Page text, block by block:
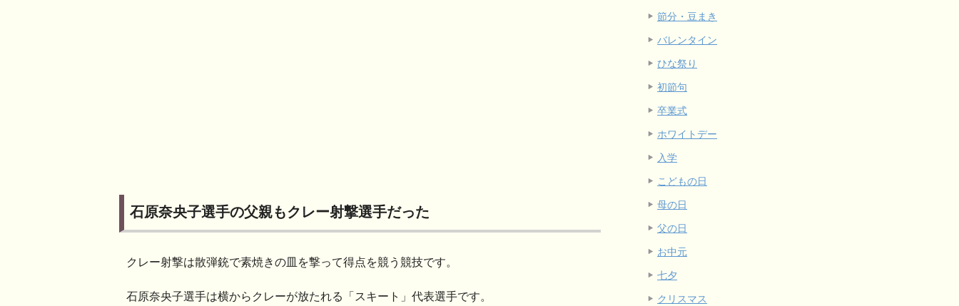
石原奈央子選手の父親もクレー射撃選手だった
クレー射撃は散弾銃で素焼きの皿を撃って得点を競う競技です。
石原奈央子選手は横からクレーが放たれる「スキート」代表選手です。
節分・豆まき
バレンタイン
ひな祭り
初節句
卒業式
ホワイトデー
入学
こどもの日
母の日
父の日
お中元
七夕
クリスマス